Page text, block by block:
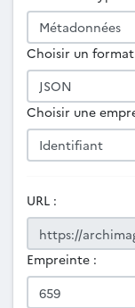
Choisir un
Choisir une
URL :
Empreinte :